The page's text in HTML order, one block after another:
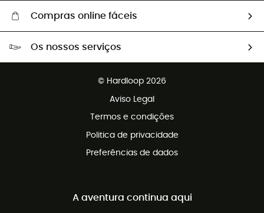
Compras online fáceis
Os nossos serviços
© Hardloop 2026
Aviso Legal
Termos e condições
Politica de privacidade
Preferências de dados
A aventura continua aqui